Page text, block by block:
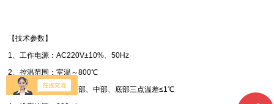
【技术参数】
1、工作电源：AC220V±10%、50Hz
2、控温范围：室温～800℃
3、控温精度：烧瓶顶部、中部、底部三点温差≤1℃